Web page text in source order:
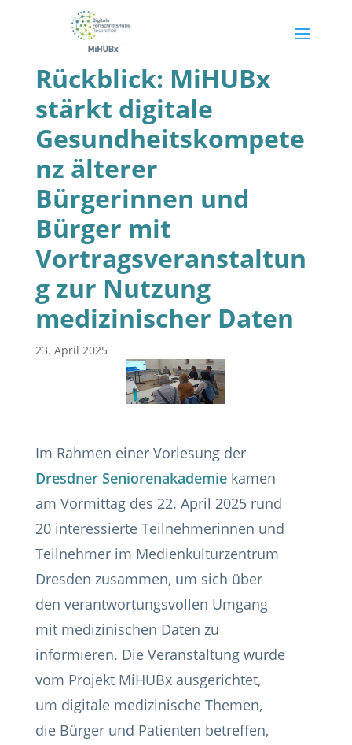
Rückblick: MiHUBx
stärkt digitale
Gesundheitskompete
nz älterer
Bürgerinnen und
Bürger mit
Vortragsveranstaltun
g zur Nutzung
medizinischer Daten
23. April 2025
Im Rahmen einer Vorlesung der
Dresdner Seniorenakademiekamen
am Vormittag des 22. April 2025 rund
20 interessierte Teilnehmerinnen und
Teilnehmer im Medienkulturzentrum
Dresden zusammen, um sich über
den verantwortungsvollen Umgang
mit medizinischen Daten zu
informieren. Die Veranstaltung wurde
vom Projekt MiHUBx ausgerichtet,
um digitale medizinische Themen,
die Bürger und Patienten betreffen,